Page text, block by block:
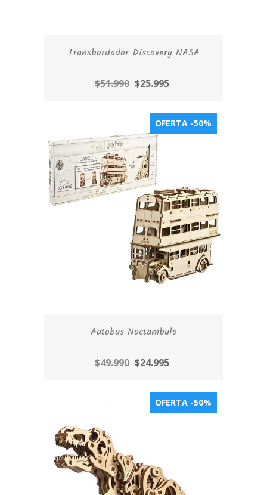
Transbordador Discovery NASA
$51.990 $25.995
OFERTA -50%
Autobus Noctambulo
$49.990 $24.995
OFERTA -50%